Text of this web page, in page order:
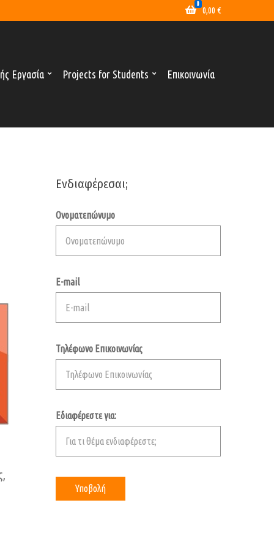
0
0,00 €
Εργασία Projects for Students Επικοινωνία
Ενδιαφέρεσαι;
Ονοματεπώνυμο
E-mail
Τηλέφωνο Επικοινωνίας
Εδιαφέρεστε για: